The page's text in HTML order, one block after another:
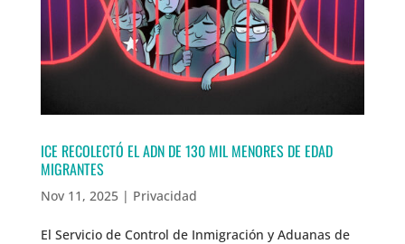
ICE RECOLECTÓ EL ADN DE 130 MIL MENORES DE EDAD
MIGRANTES
Nov 11, 2025| Privacidad
El Servicio de Control de Inmigración y Aduanas de